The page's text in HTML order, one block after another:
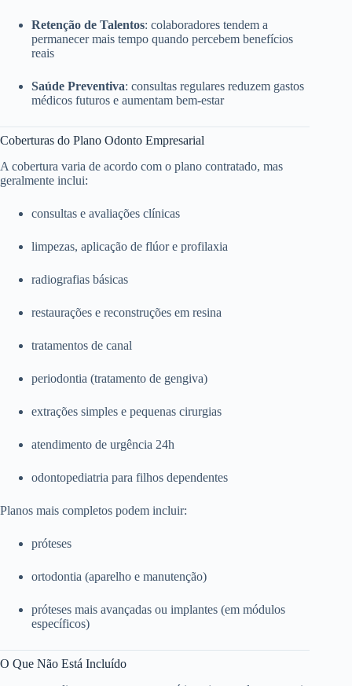
Retenção de Talentos: colaboradores tendem a
permanecer mais tempo quando percebem benefícios
reais
Saúde Preventiva: consultas regulares reduzem gastos
médicos futuros e aumentam bem-estar
Coberturas do Plano Odonto Empresarial
A cobertura varia de acordo com o plano contratado, mas
geralmente inclui:
consultas e avaliações clínicas
limpezas, aplicação de flúor e profilaxia
radiografias básicas
restaurações e reconstruções em resina
tratamentos de canal
periodontia (tratamento de gengiva)
extrações simples e pequenas cirurgias
atendimento de urgência 24h
odontopediatria para filhos dependentes
Planos mais completos podem incluir:
próteses
ortodontia (aparelho e manutenção)
próteses mais avançadas ou implantes (em módulos
específicos)
O Que Não Está Incluído